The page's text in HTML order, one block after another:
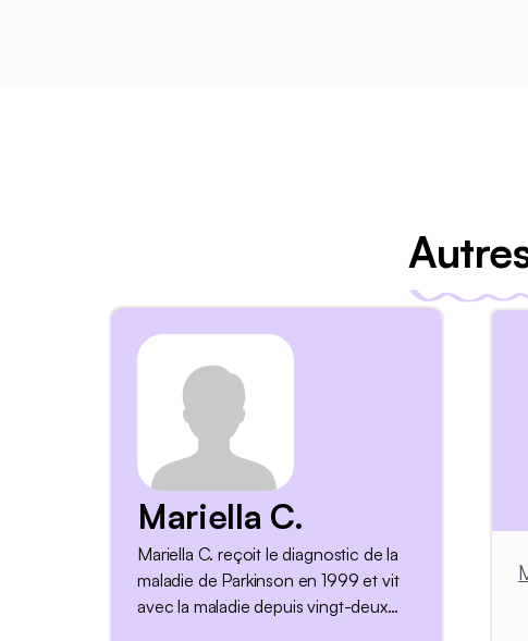
Mariella C.
Mariella C. reçoit le diagnostic de la
maladie de Parkinson en 1999 et vit
avec la maladie depuis vingt-deux